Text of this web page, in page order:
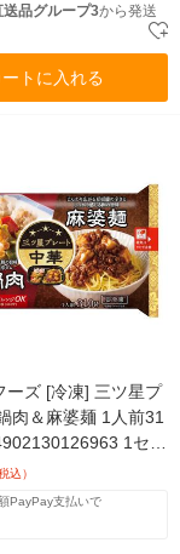
品グループ3から発送
ートに入れる
ーズ [冷凍] 三ツ星プ
肉＆麻婆麺 1人前31
1セッ
個)（直送品）
込）
PayPay支払いで